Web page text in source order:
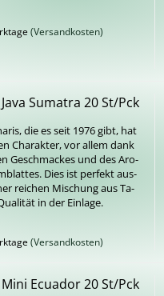
(Versandkosten)
Su­ma­tra 20 St/Pck
die es seit 1976 gibt, hat
Cha­rak­ter, vor allem dank
Ge­schma­ckes und des Aro­
Dies ist per­fekt aus­
rei­chen Mi­schung aus Ta­
in der Ein­la­ge.
(Versandkosten)
Ecua­dor 20 St/Pck